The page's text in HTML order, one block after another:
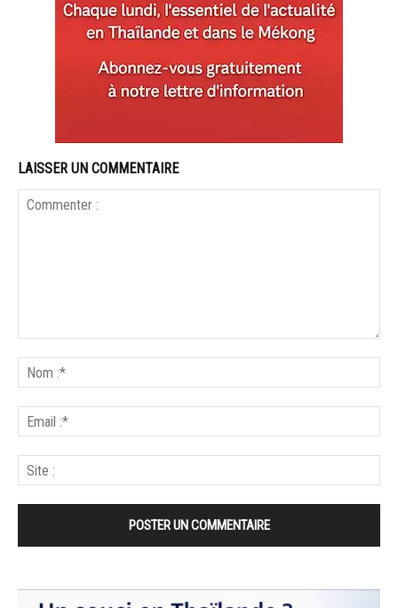
LAISSER UN COMMENTAIRE